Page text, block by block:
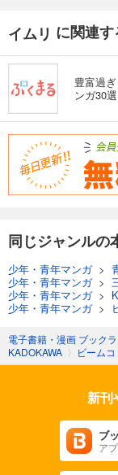
イムリ に関連
豊富過
ンガ30選
同じジャンルの
少年・青年マンガ>
少年・青年マンガ>
少年・青年マンガ>
少年・青年マンガ>
電子書籍・漫画 ブック
KADOKAWA 〉 ビーム
新刊
ブ
ア